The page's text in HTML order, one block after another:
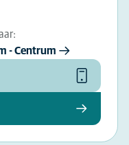
- Centrum